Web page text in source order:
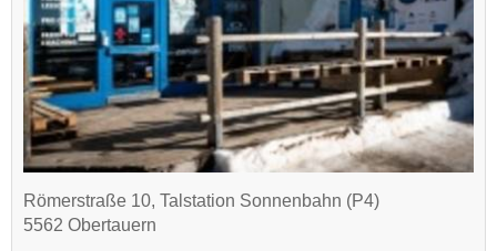
Römerstraße 10, Talstation Sonnenbahn (P4)
5562 Obertauern